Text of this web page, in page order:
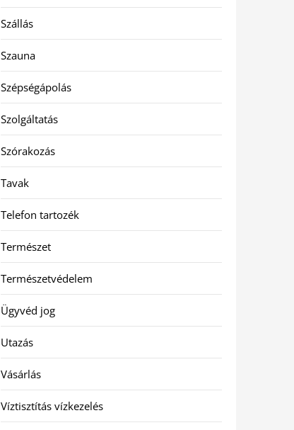
Szállás
Szauna
Szépségápolás
Szolgáltatás
Szórakozás
Tavak
Telefon tartozék
Természet
Természetvédelem
Ügyvéd jog
Utazás
Vásárlás
Víztisztítás vízkezelés